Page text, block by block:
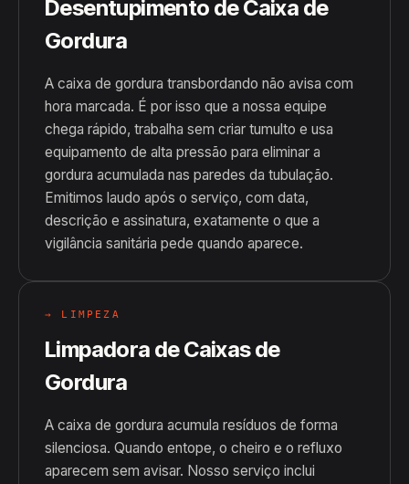
Desentupimento de Caixa de
Gordura
A caixa de gordura transbordando não avisa com
hora marcada. É por isso que a nossa equipe
chega rápido, trabalha sem criar tumulto e usa
equipamento de alta pressão para eliminar a
gordura acumulada nas paredes da tubulação.
Emitimos laudo após o serviço, com data,
descrição e assinatura, exatamente o que a
vigilância sanitária pede quando aparece.
→ LIMPEZA
Limpadora de Caixas de
Gordura
A caixa de gordura acumula resíduos de forma
silenciosa. Quando entope, o cheiro e o refluxo
aparecem sem avisar. Nosso serviço inclui